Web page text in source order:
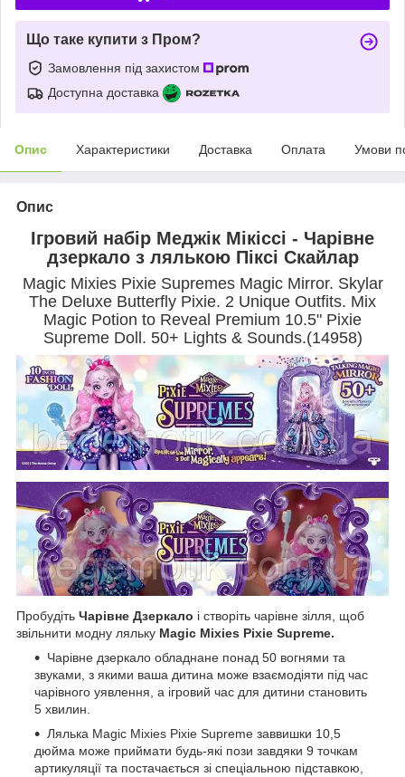
Що таке купити з Пром?
Замовлення під захистом
Доступна доставка
Опис Характеристики Доставка Оплата Умови
Опис
Ігровий набір Меджік Мікіссі - Чарівне
дзеркало з лялькою Піксі Скайлар
Magic Mixies Pixie Supremes Magic Mirror. Skylar
The Deluxe Butterfly Pixie. 2 Unique Outfits. Mix
Magic Potion to Reveal Premium 10.5" Pixie
Supreme Doll. 50+ Lights & Sounds.(14958)
Пробудіть Чарівне Дзеркало і створіть чарівне зілля, щоб
звільнити модну ляльку Magic Mixies Pixie Supreme.
Чарівне дзеркало обладнане понад 50 вогнями та
звуками, з якими ваша дитина може взаємодіяти під час
чарівного уявлення, а ігровий час для дитини становить
5 хвилин.
Лялька Magic Mixies Pixie Supreme заввишки 10,5
дюйма може приймати будь-які пози завдяки 9 точкам
артикуляції та постачається зі спеціальною підставкою,